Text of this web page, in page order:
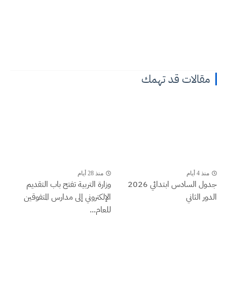
مقالات قد تهمك
منذ 4 أيام
جدول السادس ابتدائي 2026
الدور الثاني
منذ 28 أيام
وزارة التربية تفتح باب التقديم
الإلكتروني إلى مدارس المتفوقين
للعام...